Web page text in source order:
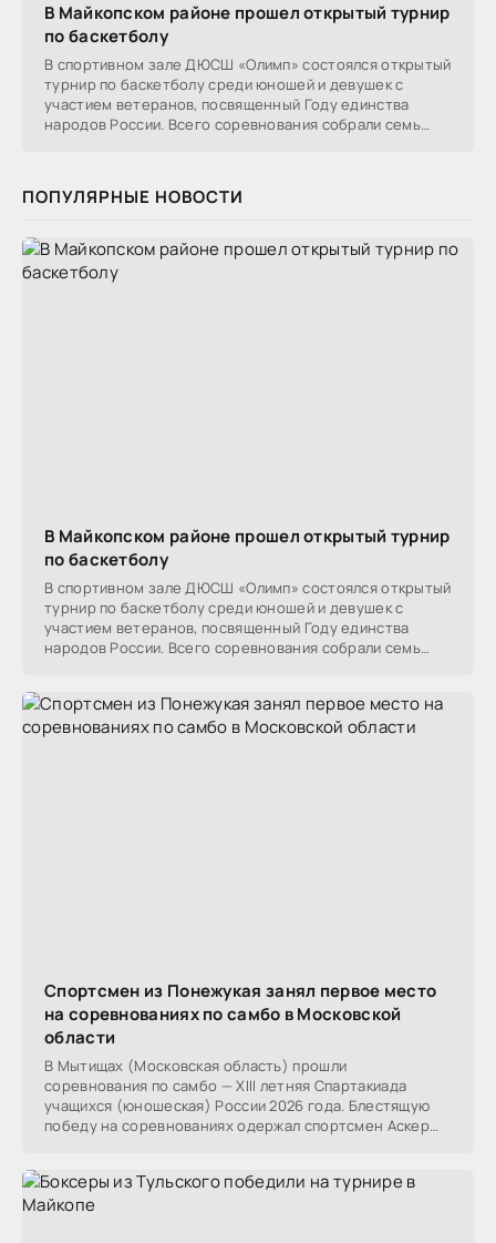
В Майкопском районе прошел открытый турнир
по баскетболу
В спортивном зале ДЮСШ «Олимп» состоялся открытый
турнир по баскетболу среди юношей и девушек с
участием ветеранов, посвященный Году единства
народов России. Всего соревнования собрали семь
ПОПУЛЯРНЫЕ НОВОСТИ
В Майкопском районе прошел открытый турнир
по баскетболу
В спортивном зале ДЮСШ «Олимп» состоялся открытый
турнир по баскетболу среди юношей и девушек с
участием ветеранов, посвященный Году единства
народов России. Всего соревнования собрали семь
Спортсмен из Понежукая занял первое место
на соревнованиях по самбо в Московской
области
В Мытищах (Московская область) прошли
соревнования по самбо — XIII летняя Спартакиада
учащихся (юношеская) России 2026 года. Блестящую
победу на соревнованиях одержал спортсмен Аскер